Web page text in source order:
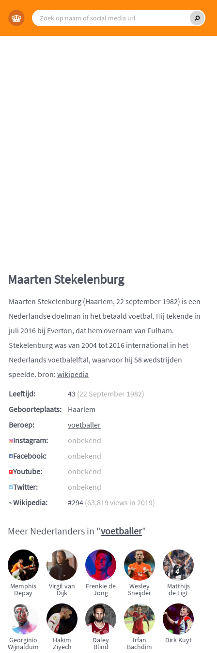
Maarten Stekelenburg
Maarten Stekelenburg (Haarlem, 22 september 1982) is een
Nederlandse doelman in het betaald voetbal. Hij tekende in
juli 2016 bij Everton, dat hem overnam van Fulham.
Stekelenburg was van 2004 tot 2016 international in het
Nederlands voetbalelftal, waarvoor hij 58 wedstrijden
speelde. bron: wikipedia
Leeftijd:
43 (22 September 1982)
Geboorteplaats:
Haarlem
Beroep:
voetballer
Instagram:
onbekend
Facebook:
onbekend
Youtube:
onbekend
Twitter:
onbekend
Wikipedia:
#294 (63,819 views in 2019)
Meer Nederlanders in "voetballer"
Memphis
Depay
Virgil van
Dijk
Frenkie de
Jong
Wesley
Sneijder
Matthijs
de Ligt
Georginio
Wijnaldum
Hakim
Ziyech
Daley
Blind
Irfan
Bachdim
Dirk Kuyt